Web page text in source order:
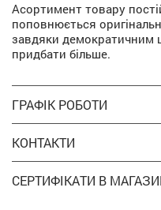
Асортимент товару
поповнюється
завдяки демократичним
придбати більше.
ГРАФІК РОБОТИ
КОНТАКТИ
СЕРТИФІКАТИ В